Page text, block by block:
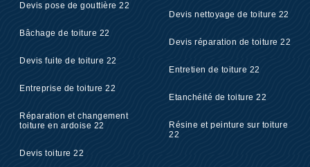
Devis pose de gouttière 22
Bâchage de toiture 22
Devis fuite de toiture 22
Entreprise de toiture 22
Réparation et changement
toiture en ardoise 22
Devis toiture 22
Devis nettoyage de toiture 22
Devis réparation de toiture 22
Entretien de toiture 22
Etanchéité de toiture 22
Résine et peinture sur toiture
22